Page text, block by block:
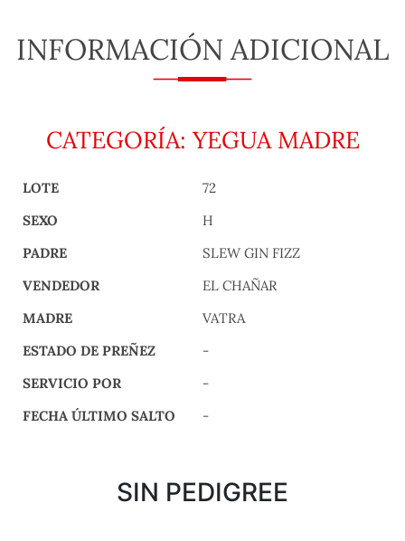
INFORMACIÓN ADICIONAL
CATEGORÍA: YEGUA MADRE
LOTE
72
SEXO
H
PADRE
SLEW GIN FIZZ
VENDEDOR
EL CHAÑAR
MADRE
VATRA
ESTADO DE PREÑEZ
-
SERVICIO POR
-
FECHA ÚLTIMO SALTO
-
SIN PEDIGREE